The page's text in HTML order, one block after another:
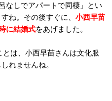
なしでアパートで同棲」とい
ね。その後すぐに、 小西早苗
に結婚式をあげました。
は、小西早苗さんは文化服
れませんね。